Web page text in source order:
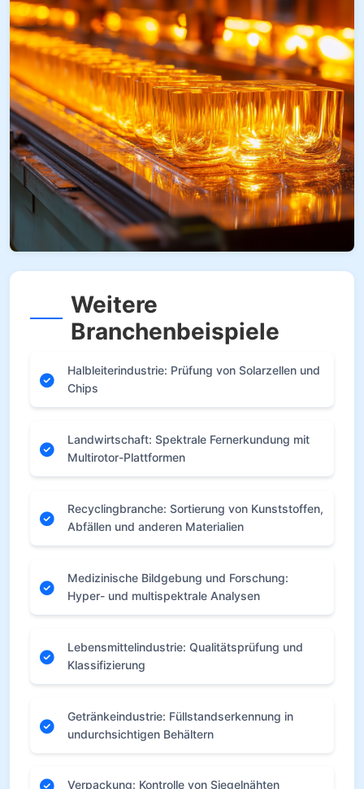
Weitere
Branchenbeispiele
Halbleiterindustrie: Prüfung von Solarzellen und
Chips
Landwirtschaft: Spektrale Fernerkundung mit
Multirotor-Plattformen
Recyclingbranche: Sortierung von Kunststoffen,
Abfällen und anderen Materialien
Medizinische Bildgebung und Forschung:
Hyper- und multispektrale Analysen
Lebensmittelindustrie: Qualitätsprüfung und
Klassifizierung
Getränkeindustrie: Füllstandserkennung in
undurchsichtigen Behältern
Verpackung: Kontrolle von Siegelnähten